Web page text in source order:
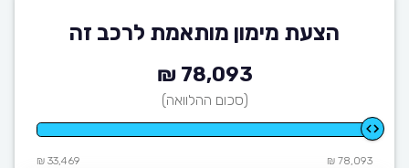
הצעת מימון מותאמת לרכב זה
78,093 ₪
(סכום ההלוואה)
78,093 ₪
33,469 ₪